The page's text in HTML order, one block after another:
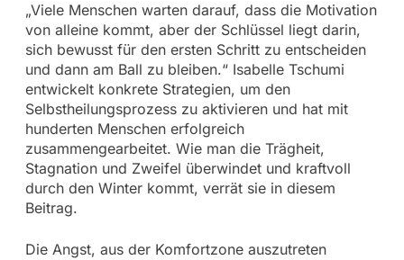
„Viele Menschen warten darauf, dass die Motivation
von alleine kommt, aber der Schlüssel liegt darin,
sich bewusst für den ersten Schritt zu entscheiden
und dann am Ball zu bleiben.“ Isabelle Tschumi
entwickelt konkrete Strategien, um den
Selbstheilungsprozess zu aktivieren und hat mit
hunderten Menschen erfolgreich
zusammengearbeitet. Wie man die Trägheit,
Stagnation und Zweifel überwindet und kraftvoll
durch den Winter kommt, verrät sie in diesem
Beitrag.
Die Angst, aus der Komfortzone auszutreten